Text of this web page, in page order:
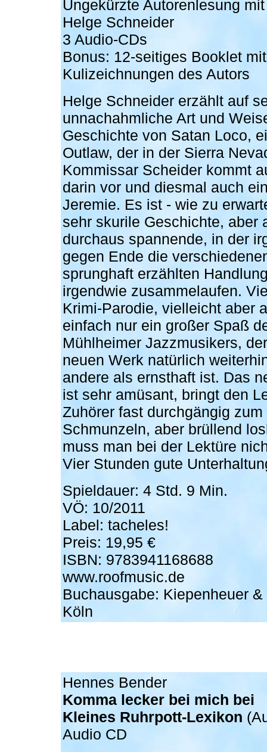
Ungekürzte Autorenlesung
Helge Schneider
3 Audio-CDs
Bonus: 12-seitiges Booklet mit
Kulizeichnungen des Autors
Helge Schneider erzählt auf
unnachahmliche Art und
Geschichte von Satan Loco,
Outlaw, der in der Sierra
Kommissar Scheider kommt
darin vor und diesmal auch
Jeremie. Es ist - wie zu
sehr skurile Geschichte, aber
durchaus spannende, in der
gegen Ende die
sprunghaft erzählten
irgendwie zusammelaufen.
Krimi-Parodie, vielleicht aber
einfach nur ein großer Spaß
Mühlheimer Jazzmusikers,
neuen Werk natürlich
andere als ernsthaft ist. Das
ist sehr amüsant, bringt den
Zuhörer fast durchgängig zum
Schmunzeln, aber brüllend
muss man bei der Lektüre
Vier Stunden gute
Spieldauer: 4 Std. 9 Min.
VÖ: 10/2011
Label: tacheles!
Preis: 19,95 €
ISBN: 9783941168688
www.roofmusic.de
Buchausgabe: Kiepenheuer
Köln
Hennes Bender
Komma lecker bei mich bei
Kleines Ruhrpott-Lexikon
Audio CD